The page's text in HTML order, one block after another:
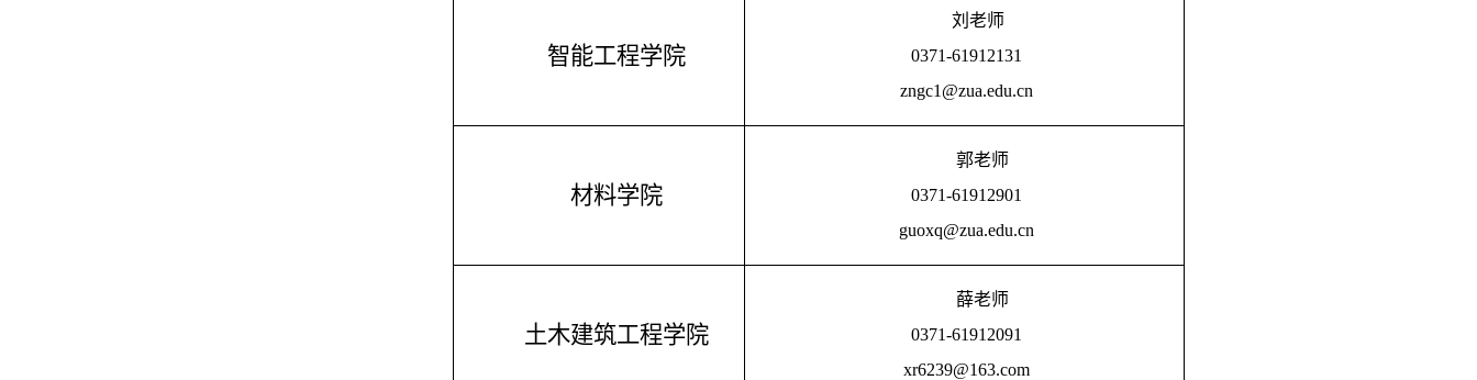
智能工程学院
刘老师
0371-61912131
zngc1@zua.edu.cn
材料学院
郭老师
0371-61912901
guoxq@zua.edu.cn
土木建筑工程学院
薛老师
0371-61912091
xr6239@163.com